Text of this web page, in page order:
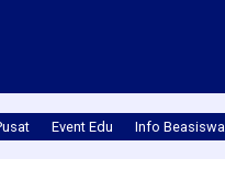
Event Edu Info Beasiswa